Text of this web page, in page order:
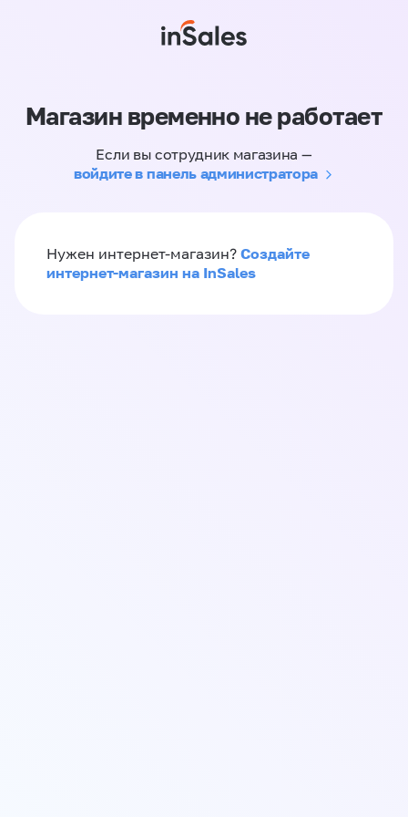
Магазин временно не работает
Если вы сотрудник магазина —
войдите в панель администратора
Нужен интернет-магазин? Создайте
интернет-магазин на InSales